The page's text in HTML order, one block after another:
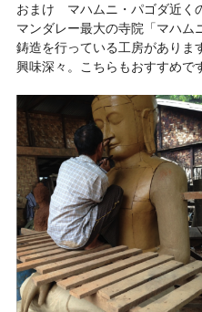
おまけ マハムニ・パゴダ近く
マンダレー最大の寺院「マハム
鋳造を行っている工房がありま
興味深々。こちらもおすすめで